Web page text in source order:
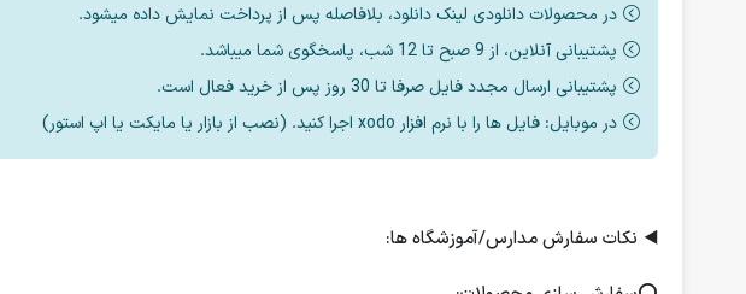
در محصولات دانلودی لینک دانلود، بلافاصله پس از پرداخت نمایش داده میشود.
پشتیبانی آنلاین، از 9 صبح تا 12 شب، پاسخگوی شما میباشد.
پشتیبانی ارسال مجدد فایل صرفا تا 30 روز پس از خرید فعال است.
در موبایل: فایل ها را با نرم افزار xodo اجرا کنید. (نصب از بازار یا مایکت یا اپ استور)
◀️ نکات سفارش مدارس/آموزشگاه ها: